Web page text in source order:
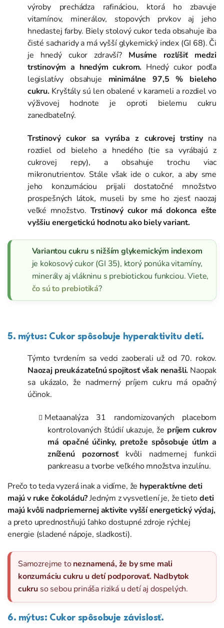
výroby prechádza rafináciou, ktorá ho zbavuje
vitamínov, minerálov, stopových prvkov aj jeho
hnedastej farby. Biely stolový cukor teda obsahuje iba
čisté sacharidy a má vyšší glykemický index (GI 68). Či
je hnedý cukor zdravší? Musíme rozlíšiť medzi
trstinovým a hnedým cukrom. Hnedý cukor podľa
legislatívy obsahuje minimálne 97,5 % bieleho
cukru. Kryštály sú len obalené v karameli a rozdiel vo
výživovej hodnote je oproti bielemu cukru
zanedbateľný.
Trstinový cukor sa vyrába z cukrovej trstinyna
rozdiel od bieleho a hnedého (tie sa vyrábajú z
cukrovej repy), a obsahuje trochu viac
mikronutrientov. Stále však ide o cukor, a aby sme
jeho konzumáciou prijali dostatočné množstvo
prospešných látok, museli by sme ho zjesť naozaj
veľké množstvo. Trstinový cukor má dokonca ešte
vyššiu energetickú hodnotu ako biely variant.
Variantou cukru s nižším glykemickým indexom
je kokosový cukor (GI 35), ktorý ponúka vitamíny,
minerály aj vlákninu s prebiotickou funkciou. Viete,
čo sú to prebiotiká?
5. mýtus: Cukor spôsobuje hyperaktivitu detí.
Týmto tvrdením sa vedci zaoberali už od 70. rokov.
Naozaj preukázateľnú spojitosť však nenašli. Naopak
sa ukázalo, že nadmerný príjem cukru má opačný
účinok.
Metaanalýza 31 randomizovaných placebom
kontrolovaných štúdií ukazuje, že príjem cukrov
má opačné účinky, pretože spôsobuje útlm a
zníženú pozornosťkvôli nadmernej funkcii
pankreasu a tvorbe veľkého množstva inzulínu.
Prečo to teda vyzerá inak a vidíme, že hyperaktívne deti
majú v ruke čokoládu?Jedným z vysvetlení je, že tietodeti
majú kvôli nadpriemernej aktivite vyšší energetický výdaj,
a preto uprednostňujú ľahko dostupné zdroje rýchlej
energie (sladené nápoje, sladkosti).
Samozrejme toneznamená, že by sme mali
konzumáciu cukru u detí podporovať. Nadbytok
cukru so sebou prináša riziká u detí aj dospelých.
6. mýtus: Cukor spôsobuje závislosť.